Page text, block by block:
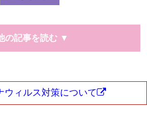
の記事を読む ▼
投稿日：
2025年6月23日
ウィルス対策について